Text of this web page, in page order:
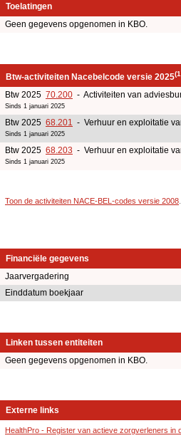
Toelatingen
Geen gegevens opgenomen in KBO.
Btw-activiteiten Nacebelcode versie 2025
Btw 2025 70.200 - Activiteiten van
Sinds 1 januari 2025
Btw 2025 68.201 - Verhuur en exploitatie
Sinds 1 januari 2025
Btw 2025 68.203 - Verhuur en exploitatie
Sinds 1 januari 2025
Toon de activiteiten NACE-BEL-codes versie 2008
Financiële gegevens
Jaarvergadering
Einddatum boekjaar
Linken tussen entiteiten
Geen gegevens opgenomen in KBO.
Externe links
HealthPro - Register van actieve zorgverleners in